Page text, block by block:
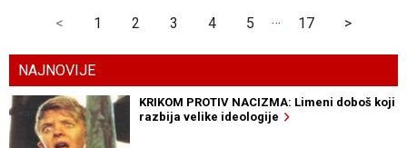
< 1 2 3 4 5 … 17 >
NAJNOVIJE
KRIKOM PROTIV NACIZMA: Limeni doboš koji
razbija velike ideologije